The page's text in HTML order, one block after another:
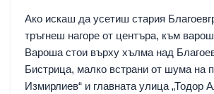
Ако искаш да усетиш стария
тръгнеш нагоре от центъра, към
Вароша стои върху хълма над
Бистрица, малко встрани от шума на
Измирлиев“ и главната улица „Тодор